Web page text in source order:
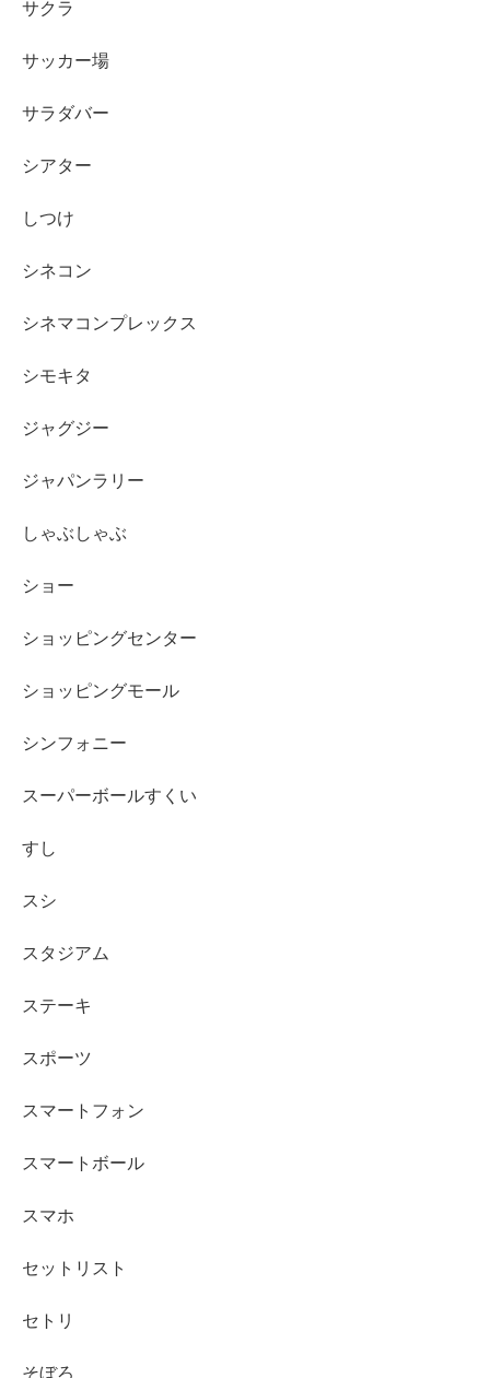
サクラ
サッカー場
サラダバー
シアター
しつけ
シネコン
シネマコンプレックス
シモキタ
ジャグジー
ジャパンラリー
しゃぶしゃぶ
ショー
ショッピングセンター
ショッピングモール
シンフォニー
スーパーボールすくい
すし
スシ
スタジアム
ステーキ
スポーツ
スマートフォン
スマートボール
スマホ
セットリスト
セトリ
そぼろ